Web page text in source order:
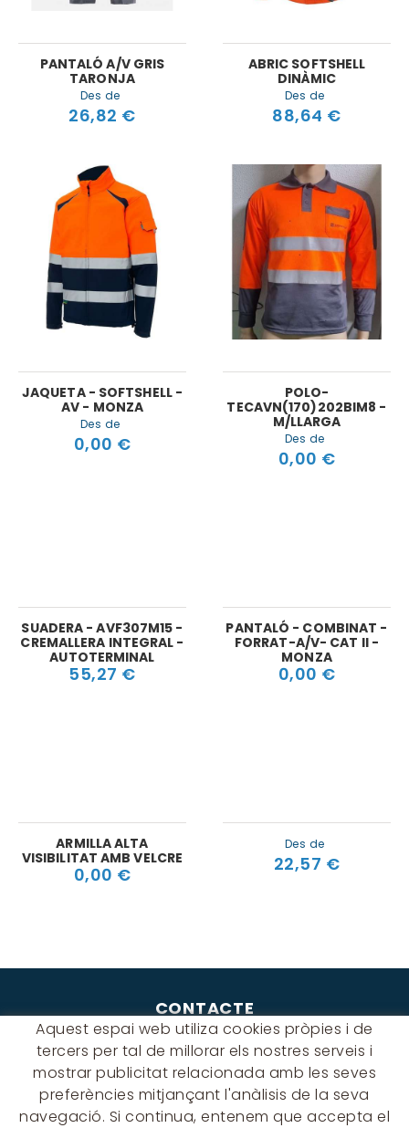
PANTALÓ A/V GRIS
TARONJA
Des de
26,82 €
ABRIC SOFTSHELL
DINÀMIC
Des de
88,64 €
JAQUETA - SOFTSHELL -
AV - MONZA
Des de
0,00 €
POLO-
TECAVN(170)202BIM8 -
M/LLARGA
Des de
0,00 €
SUADERA - AVF307M15 -
CREMALLERA INTEGRAL -
AUTOTERMINAL
55,27 €
PANTALÓ - COMBINAT -
FORRAT-A/V- CAT II -
MONZA
0,00 €
ARMILLA ALTA
VISIBILITAT AMB VELCRE
0,00 €
Des de
22,57 €
CONTACTE
Albert Einstein, 54 - 60 - Nave 3
08940 Cornellà de Llobregat
(BARCELONA)
649 631 197
Aquest espai web utiliza cookies pròpies i de
tercers per tal de millorar els nostres serveis i
mostrar publicitat relacionada amb les seves
preferències mitjançant l'anàlisis de la seva
navegació. Si continua, entenem que accepta el